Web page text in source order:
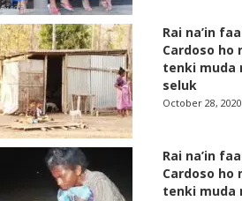
Rai na’in
Cardoso ho
tenki muda
seluk
October 28, 2020
Rai na’in
Cardoso ho
tenki muda